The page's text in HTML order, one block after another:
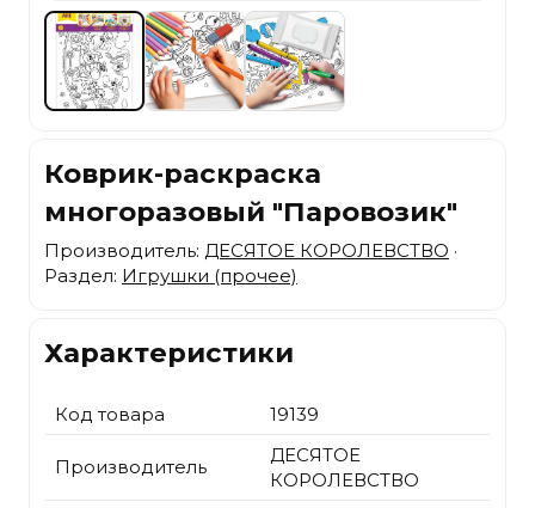
Коврик-раскраска
многоразовый "Паровозик"
Производитель: ДЕСЯТОЕ КОРОЛЕВСТВО ·
Раздел: Игрушки (прочее)
Характеристики
Код товара 19139
Производитель
ДЕСЯТОЕ
КОРОЛЕВСТВО